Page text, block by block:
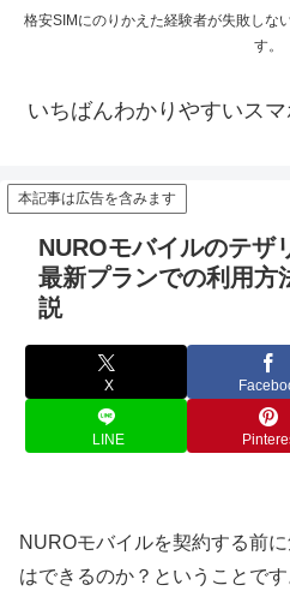
格安SIMにのりかえた経験者が失敗しな
す。
いちばんわかりやすいス
本記事は広告を含みます
NUROモバイルのテザ
最新プランでの利用方
説
X
LINE
NUROモバイルを契約する前
はできるのか？ということです